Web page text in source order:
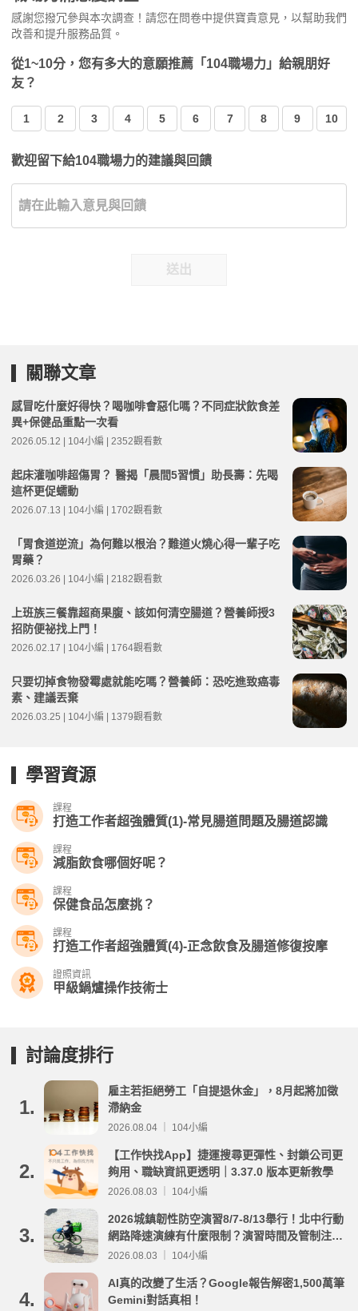
感謝您撥冗參與本次調查！請您在問卷中提供寶貴意見，以幫助我們
改善和提升服務品質。
從1~10分，您有多大的意願推薦「104職場力」給親朋好
友？
1 2 3 4 5 6 7 8 9 10
歡迎留下給104職場力的建議與回饋
送出
關聯文章
感冒吃什麼好得快？喝咖啡會惡化嗎？不同症狀飲食差
異+保健品重點一次看
2026.05.12 | 104小編 | 2352觀看數
起床灌咖啡超傷胃？ 醫揭「晨間5習慣」助長壽：先喝
這杯更促蠕動
2026.07.13 | 104小編 | 1702觀看數
「胃食道逆流」為何難以根治？難道火燒心得一輩子吃
胃藥？
2026.03.26 | 104小編 | 2182觀看數
上班族三餐靠超商果腹、該如何清空腸道？營養師授3
招防便祕找上門！
2026.02.17 | 104小編 | 1764觀看數
只要切掉食物發霉處就能吃嗎？營養師：恐吃進致癌毒
素、建議丟棄
2026.03.25 | 104小編 | 1379觀看數
學習資源
課程
打造工作者超強體質(1)-常見腸道問題及腸道認識
課程
減脂飲食哪個好呢？
課程
保健食品怎麼挑？
課程
打造工作者超強體質(4)-正念飲食及腸道修復按摩
證照資訊
甲級鍋爐操作技術士
討論度排行
1.
雇主若拒絕勞工「自提退休金」，8月起將加徵
滯納金
2026.08.04 ｜ 104小編
2.
【工作快找App】捷運搜尋更彈性、封鎖公司更
夠用、職缺資訊更透明｜3.37.0 版本更新教學
2026.08.03 ｜ 104小編
3.
2026城鎮韌性防空演習8/7-8/13舉行！北中行動
網路降速演練有什麼限制？演習時間及管制注意
事項整理
2026.08.03 ｜ 104小編
4.
AI真的改變了生活？Google報告解密1,500萬筆
Gemini對話真相！